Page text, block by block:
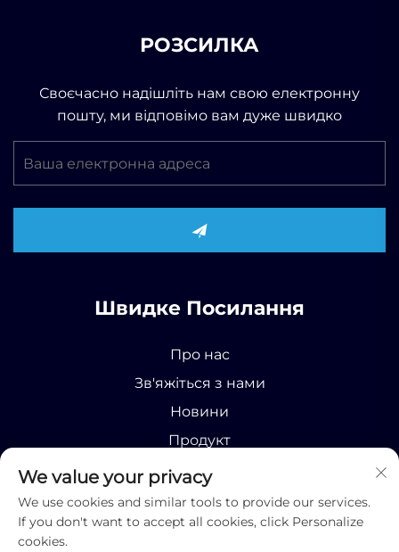
РОЗСИЛКА
Своєчасно надішліть нам свою електронну
пошту, ми відповімо вам дуже швидко
Швидке Посилання
Про нас
Зв'яжіться з нами
Новини
Продукт
We value your privacy
We use cookies and similar tools to provide our services.
If you don't want to accept all cookies, click Personalize
cookies.